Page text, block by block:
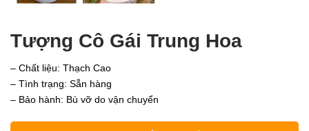
Tượng Cô Gái Trung Hoa
– Chất liệu: Thạch Cao
– Tình trạng: Sẵn hàng
– Bảo hành: Bù vỡ do vận chuyển